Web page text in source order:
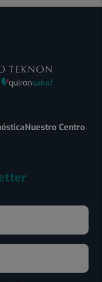
Nuestro Centro